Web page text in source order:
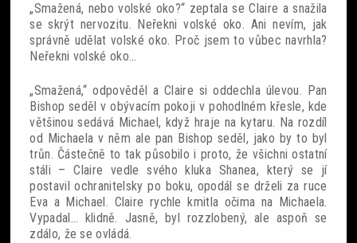
„Smažená, nebo volské oko?“ zeptala se Claire a snažila
se skrýt nervozitu. Neřekni volské oko. Ani nevím, jak
správně udělat volské oko. Proč jsem to vůbec navrhla?
Neřekni volské oko…
„Smažená,“ odpověděl a Claire si oddechla úlevou. Pan
Bishop seděl v obývacím pokoji v pohodlném křesle, kde
většinou sedává Michael, když hraje na kytaru. Na rozdíl
od Michaela v něm ale pan Bishop seděl, jako by to byl
trůn. Částečně to tak působilo i proto, že všichni ostatní
stáli – Claire vedle svého kluka Shanea, který se jí
postavil ochranitelsky po boku, opodál se drželi za ruce
Eva a Michael. Claire rychle kmitla očima na Michaela.
Vypadal… klidně. Jasně, byl rozzlobený, ale aspoň se
zdálo, že se ovládá.